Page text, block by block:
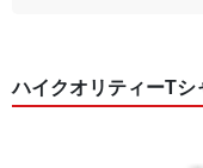
ハイクオリティーTシ